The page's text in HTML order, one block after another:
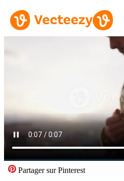
Partager sur Pinterest